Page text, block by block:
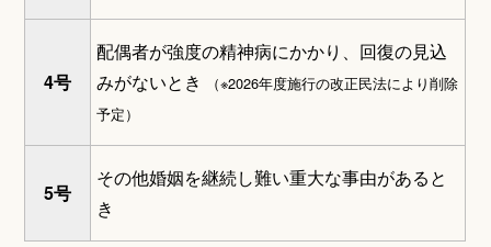
4号
配偶者が強度の精神病にかかり、回復の見込
みがないとき
（※2026年度施行の改正民法により削除
予定）
5号
その他婚姻を継続し難い重大な事由があると
き